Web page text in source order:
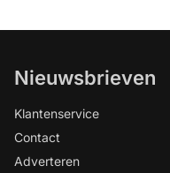
Nieuwsbrieven
Klantenservice
Contact
Adverteren